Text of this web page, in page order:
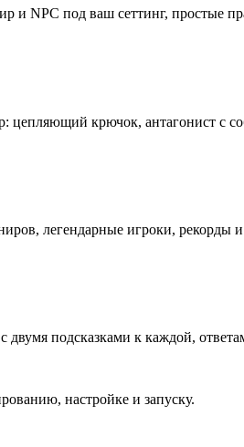
и NPC под ваш сеттинг, простые
цепляющий крючок, антагонист с
легендарные игроки, рекорды
подсказками к каждой,
настройке и запуску.